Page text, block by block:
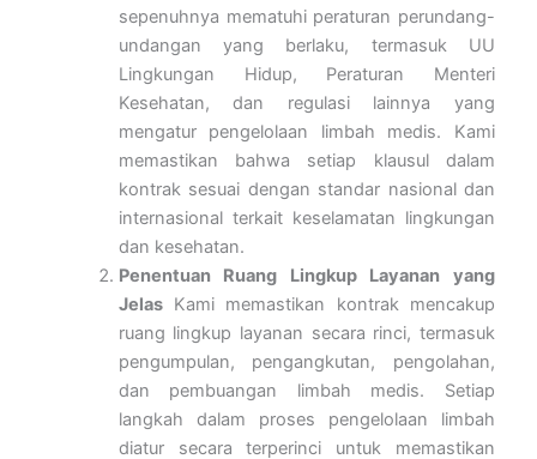
sepenuhnya mematuhi peraturan perundang-
undangan yang berlaku, termasuk UU
Lingkungan Hidup, Peraturan Menteri
Kesehatan, dan regulasi lainnya yang
mengatur pengelolaan limbah medis. Kami
memastikan bahwa setiap klausul dalam
kontrak sesuai dengan standar nasional dan
internasional terkait keselamatan lingkungan
dan kesehatan.
Penentuan Ruang Lingkup Layanan yang
JelasKami memastikan kontrak mencakup
ruang lingkup layanan secara rinci, termasuk
pengumpulan, pengangkutan, pengolahan,
dan pembuangan limbah medis. Setiap
langkah dalam proses pengelolaan limbah
diatur secara terperinci untuk memastikan